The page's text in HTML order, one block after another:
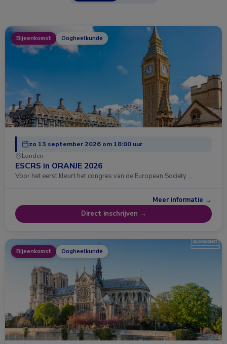
Bijeenkomst Oogheelkunde
zo 13 september 2026 om 18:00 uur
Londen
ESCRS in ORANJE 2026
Voor het eerst kleurt het congres van de European Society …
Meer informatie →
Direct inschrijven →
Bijeenkomst Oogheelkunde